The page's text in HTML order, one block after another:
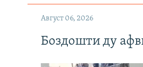
Август 06, 2026
Боздошти ду